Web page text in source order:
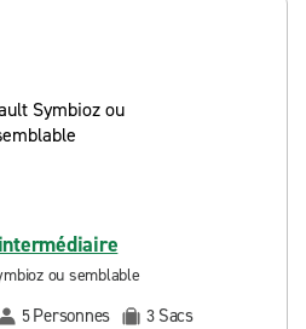
ou semblable
5Personnes 3 Sacs